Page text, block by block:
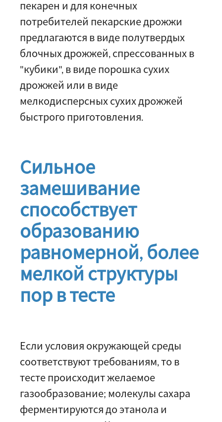
пекарен и для конечных
потребителей пекарские дрожжи
предлагаются в виде полутвердых
блочных дрожжей, спрессованных в
"кубики", в виде порошка сухих
дрожжей или в виде
мелкодисперсных сухих дрожжей
быстрого приготовления.
Сильное
замешивание
способствует
образованию
равномерной, более
мелкой структуры
пор в тесте
Если условия окружающей среды
соответствуют требованиям, то в
тесте происходит желаемое
газообразование; молекулы сахара
ферментируются до этанола и